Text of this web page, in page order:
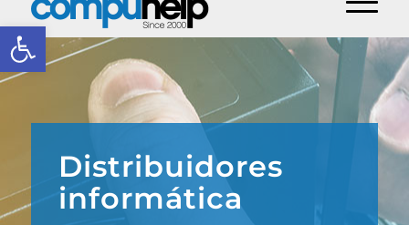
Abrir barra de herramientas
Distribuidores
informática